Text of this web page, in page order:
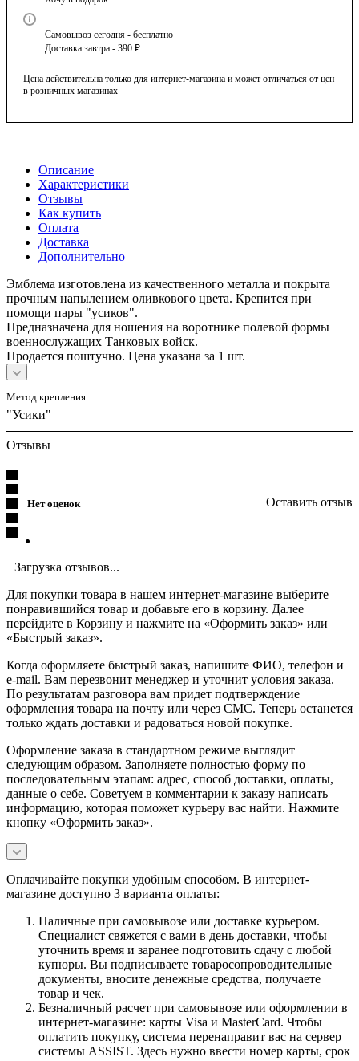
Самовывоз сегодня - бесплатно
Доставка завтра - 390 ₽
Цена действительна только для интернет-магазина и может отличаться от цен
в розничных магазинах
Описание
Характеристики
Отзывы
Как купить
Оплата
Доставка
Дополнительно
Эмблема изготовлена из качественного металла и покрыта
прочным напылением оливкового цвета. Крепится при
помощи пары "усиков".
Предназначена для ношения на воротнике полевой формы
военнослужащих Танковых войск.
Продается поштучно. Цена указана за 1 шт.
Метод крепления
"Усики"
Отзывы
Нет оценок Оставить отзыв
Загрузка отзывов...
Для покупки товара в нашем интернет-магазине выберите
понравившийся товар и добавьте его в корзину. Далее
перейдите в Корзину и нажмите на «Оформить заказ» или
«Быстрый заказ».
Когда оформляете быстрый заказ, напишите ФИО, телефон и
e-mail. Вам перезвонит менеджер и уточнит условия заказа.
По результатам разговора вам придет подтверждение
оформления товара на почту или через СМС. Теперь останется
только ждать доставки и радоваться новой покупке.
Оформление заказа в стандартном режиме выглядит
следующим образом. Заполняете полностью форму по
последовательным этапам: адрес, способ доставки, оплаты,
данные о себе. Советуем в комментарии к заказу написать
информацию, которая поможет курьеру вас найти. Нажмите
кнопку «Оформить заказ».
Оплачивайте покупки удобным способом. В интернет-
магазине доступно 3 варианта оплаты:
Наличные при самовывозе или доставке курьером.
Специалист свяжется с вами в день доставки, чтобы
уточнить время и заранее подготовить сдачу с любой
купюры. Вы подписываете товаросопроводительные
документы, вносите денежные средства, получаете
товар и чек.
Безналичный расчет при самовывозе или оформлении в
интернет-магазине: карты Visa и MasterCard. Чтобы
оплатить покупку, система перенаправит вас на сервер
системы ASSIST. Здесь нужно ввести номер карты, срок